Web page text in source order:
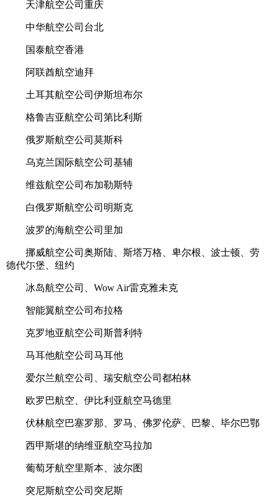
天津航空公司重庆
中华航空公司台北
国泰航空香港
阿联酋航空迪拜
土耳其航空公司伊斯坦布尔
格鲁吉亚航空公司第比利斯
俄罗斯航空公司莫斯科
乌克兰国际航空公司基辅
维兹航空公司布加勒斯特
白俄罗斯航空公司明斯克
波罗的海航空公司里加
挪威航空公司奥斯陆、斯塔万格、卑尔根、波士顿、劳
德代尓堡、纽约
冰岛航空公司、Wow Air雷克雅未克
智能翼航空公司布拉格
克罗地亚航空公司斯普利特
马耳他航空公司马耳他
爱尔兰航空公司、瑞安航空公司都柏林
欧罗巴航空、伊比利亚航空马德里
伏林航空巴塞罗那、罗马、佛罗伦萨、巴黎、毕尔巴鄂
西甲斯堪的纳维亚航空马拉加
葡萄牙航空里斯本、波尔图
突尼斯航空公司突尼斯